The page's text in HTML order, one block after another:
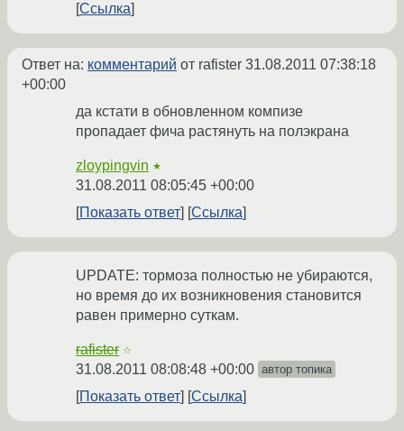
Ссылка
Ответ на: комментарий от rafister 31.08.2011 07:38:18
+00:00
да кстати в обновленном компизе
пропадает фича растянуть на полэкрана
zloypingvin ★
31.08.2011 08:05:45 +00:00
Показать ответ
Ссылка
UPDATE: тормоза полностью не убираются,
но время до их возникновения становится
равен примерно суткам.
rafister ☆
31.08.2011 08:08:48 +00:00 автор топика
Показать ответ Ссылка